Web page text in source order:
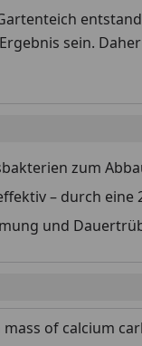
sein.
zum
– durch
und
mass of calcium